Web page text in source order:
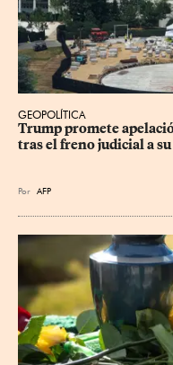
GEOPOLÍTICA
Trump promete
tras el freno judicial a
Por AFP